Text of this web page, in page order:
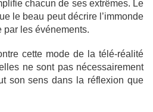
chacun de ses extrêmes. Le
le beau peut décrire l’immonde
par les événements.
cette mode de la télé-réalité
ne sont pas nécessairement
son sens dans la réflexion que